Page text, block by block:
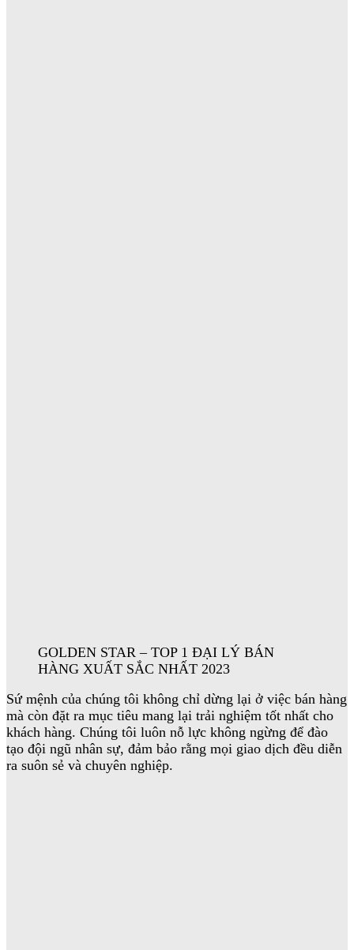
GOLDEN STAR – TOP 1 ĐẠI LÝ BÁN
HÀNG XUẤT SẮC NHẤT 2023
Sứ mệnh của chúng tôi không chỉ dừng lại ở việc bán hàng
mà còn đặt ra mục tiêu mang lại trải nghiệm tốt nhất cho
khách hàng. Chúng tôi luôn nỗ lực không ngừng để đào
tạo đội ngũ nhân sự, đảm bảo rằng mọi giao dịch đều diễn
ra suôn sẻ và chuyên nghiệp.